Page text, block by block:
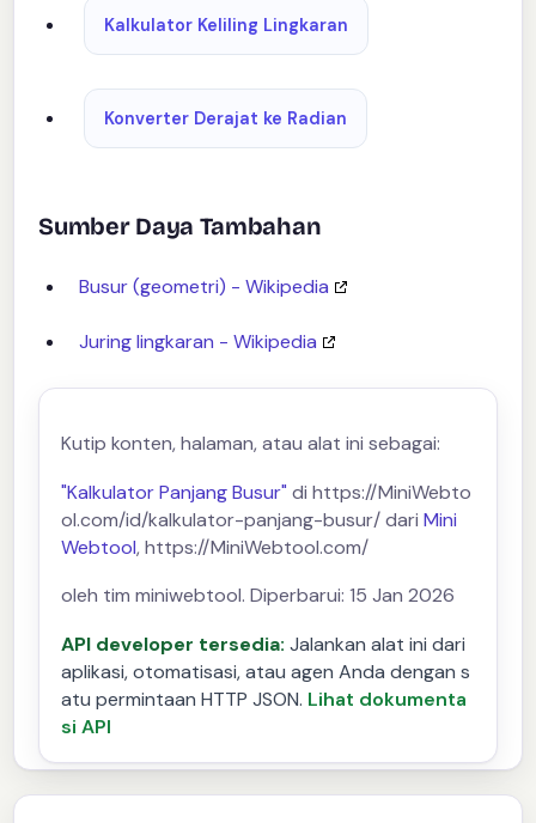
Kalkulator Keliling Lingkaran
Konverter Derajat ke Radian
Sumber Daya Tambahan
Busur (geometri) - Wikipedia
Juring lingkaran - Wikipedia
Kutip konten, halaman, atau alat ini sebagai:
"Kalkulator Panjang Busur" di https://MiniWebto
ol.com/id/kalkulator-panjang-busur/ dariMini
Webtool, https://MiniWebtool.com/
oleh tim miniwebtool. Diperbarui: 15 Jan 2026
API developer tersedia: Jalankan alat ini dari
aplikasi, otomatisasi, atau agen Anda dengan s
atu permintaan HTTP JSON. Lihat dokumenta
si API